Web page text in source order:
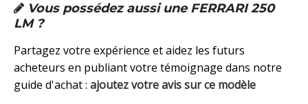
Vous possédez aussi une FERRARI 250
LM ?
Partagez votre expérience et aidez les futurs
acheteurs en publiant votre témoignage dans notre
guide d'achat : ajoutez votre avis sur ce modèle